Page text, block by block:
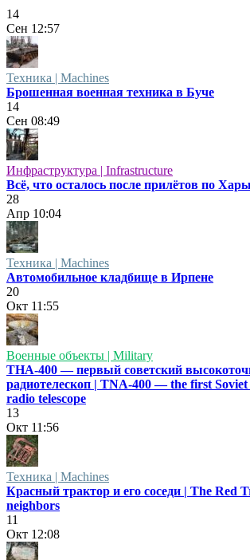
14
Сен 12:57
Техника | Machines
Брошенная военная техника в Буче
14
Сен 08:49
Инфраструктура | Infrastructure
Всё, что осталось после прилётов по
28
Апр 10:04
Техника | Machines
Автомобильное кладбище в Ирпене
20
Окт 11:55
Военные объекты | Military
ТНА-400 — первый советский
радиотелескоп | TNA-400 — the first
radio telescope
13
Окт 11:56
Техника | Machines
Красный трактор и его соседи | The Red
neighbors
11
Окт 12:08